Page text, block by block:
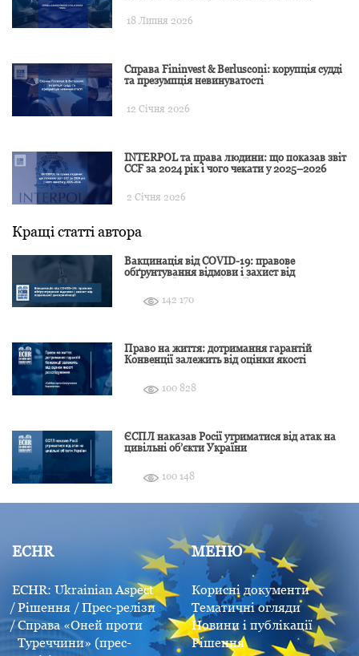
18 Липня 2026
Справа Fininvest & Berlusconi: корупція судді
та презумпція невинуватості
12 Січня 2026
INTERPOL та права людини: що показав звіт
CCF за 2024 рік і чого чекати у 2025–2026
2 Січня 2026
Кращі статті автора
Вакцинація від COVID-19: правове
обґрунтування відмови і захист від
142 170
Право на життя: дотримання гарантій
Конвенції залежить від оцінки якості
100 828
ЄСПЛ наказав Росії утриматися від атак на
цивільні об’єкти України
100 148
ECHR
ECHR: Ukrainian Aspect
Рішення
Прес-релізи
Справа «Оней проти
Туреччини» (прес-
МЕНЮ
Корисні документи
Тематичні огляди
Новини і публікації
Рішення